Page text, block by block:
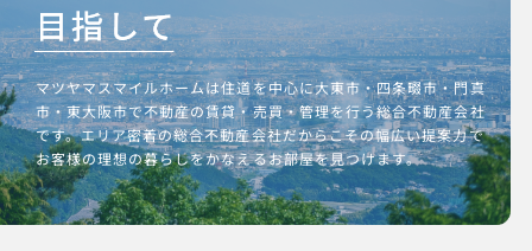
マツヤマスマイルホームは住道を中心に大東市・四条畷市・門真
市・東大阪市で不動産の賃貸・売買・管理を行う総合不動産会社
です。エリア密着の総合不動産会社だからこその幅広い提案力で
お客様の理想の暮らしをかなえるお部屋を見つけます。